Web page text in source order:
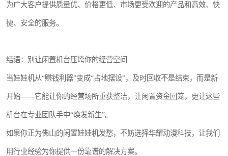
为广大客户提供质量优、价格更低、市场更受欢迎的产品和高效、快
捷、安全的服务。
结语：别让闲置机台压垮你的经营空间
当娃娃机从“赚钱利器”变成“占地摆设”，及时回收不是结束，而是新
开始——它能让你的经营场所重获整洁，让闲置资金回笼，更让这些
机台在专业团队手中“焕发新生”。
如果你正为佛山的闲置娃娃机发愁，不妨选择华耀动漫科技，让我们
用行业经验为你提供一份靠谱的解决方案。